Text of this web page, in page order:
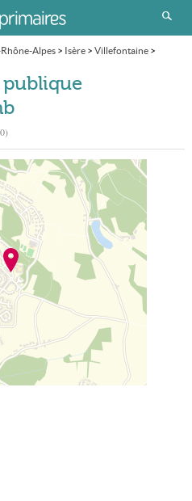
Alpes> Isère> Villefontaine>
publique
)